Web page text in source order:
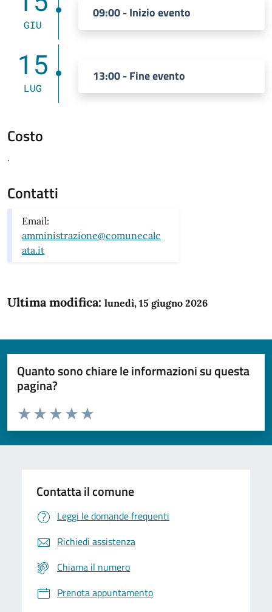
GIU
09:00 - Inizio evento
15
LUG
13:00 - Fine evento
Costo
.
Contatti
Email:
amministrazione@comunecalc
ata.it
Ultima modifica: lunedì, 15 giugno 2026
Quanto sono chiare le informazioni su questa
pagina?
Domanda
Valuta da 1 a 5 stelle la pagina
Valuta 5 stelle su 5
Valuta 4 stelle su 5
Valuta 3 stelle su 5
Valuta 2 stelle su 5
Valuta 1 stelle su 5
Contatta il comune
Leggi le domande frequenti
Richiedi assistenza
Chiama il numero
Prenota appuntamento